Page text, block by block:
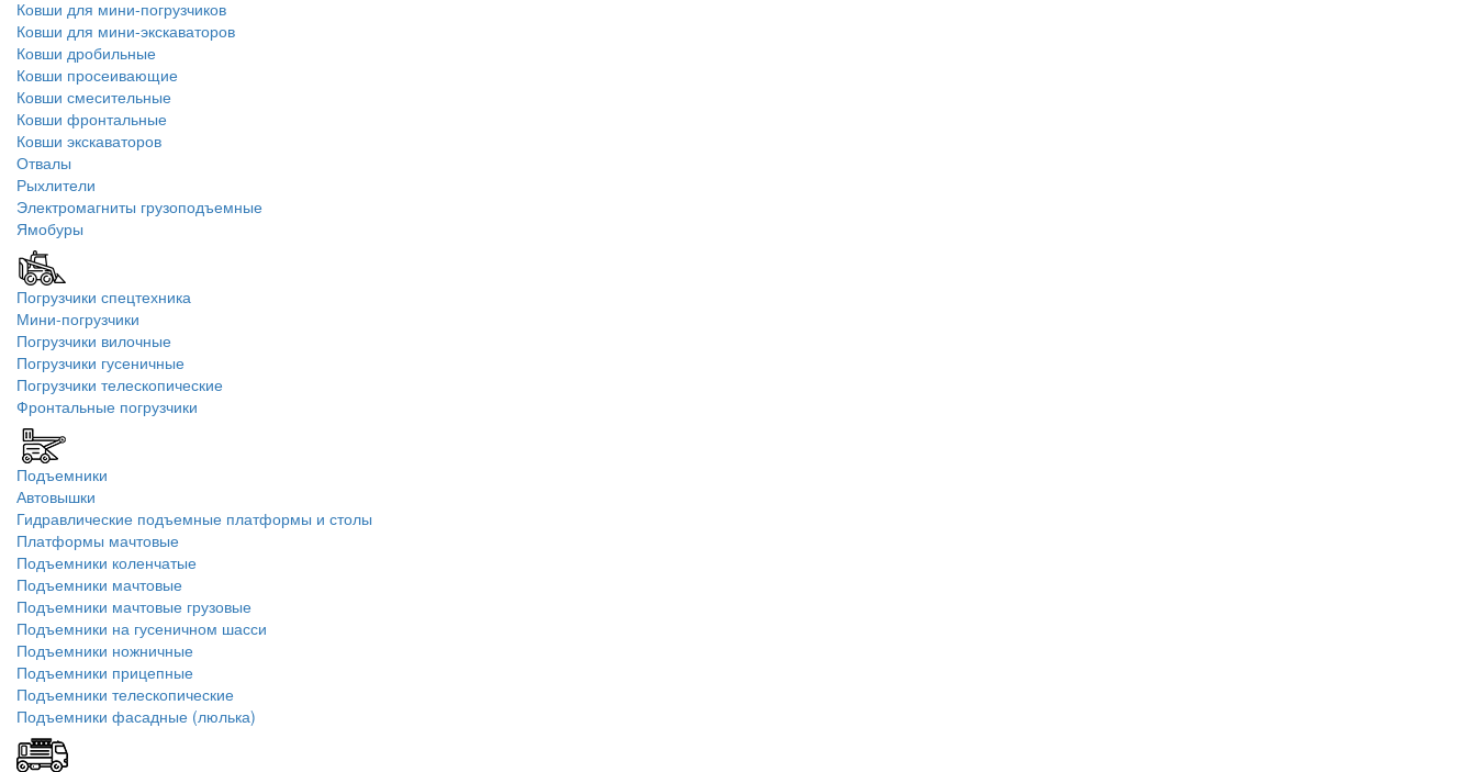
Ковши для мини-погрузчиков
Ковши для мини-экскаваторов
Ковши дробильные
Ковши просеивающие
Ковши смесительные
Ковши фронтальные
Ковши экскаваторов
Отвалы
Рыхлители
Электромагниты грузоподъемные
Ямобуры
Погрузчики спецтехника
Мини-погрузчики
Погрузчики вилочные
Погрузчики гусеничные
Погрузчики телескопические
Фронтальные погрузчики
Подъемники
Автовышки
Гидравлические подъемные платформы и столы
Платформы мачтовые
Подъемники коленчатые
Подъемники мачтовые
Подъемники мачтовые грузовые
Подъемники на гусеничном шасси
Подъемники ножничные
Подъемники прицепные
Подъемники телескопические
Подъемники фасадные (люлька)